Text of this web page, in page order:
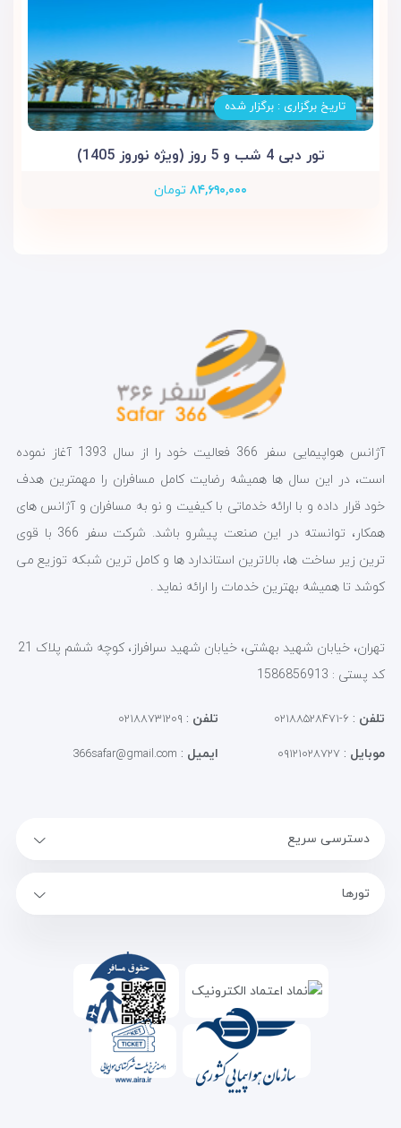
تاریخ برگزاری : برگزار شده
تور دبی 4 شب و 5 روز (ویژه نوروز 1405)
۸۴,۶۹۰,۰۰۰ تومان
آژانس هواپیمایی سفر 366 فعالیت خود را از سال 1393 آغاز نموده
است، در این سال ها همیشه رضایت کامل مسافران را مهمترین هدف
خود قرار داده و با ارائه خدماتی با کیفیت و نو به مسافران و آژانس های
همکار، توانسته در این صنعت پیشرو باشد. شرکت سفر 366 با قوی
ترین زیر ساخت ها، بالاترین استاندارد ها و کامل ترین شبکه توزیع می
کوشد تا همیشه بهترین خدمات را ارائه نماید .
تهران، خیابان شهید بهشتی، خیابان شهید سرافراز، کوچه ششم پلاک 21
کد پستی : 1586856913
تلفن : ۶-۰۲۱۸۸۵۲۸۴۷۱ تلفن : ۰۲۱۸۸۷۳۱۲۰۹
موبایل : ۰۹۱۲۱۰۲۸۷۲۷ ایمیل :
366safar@gmail.com
دسترسی سریع
تورها